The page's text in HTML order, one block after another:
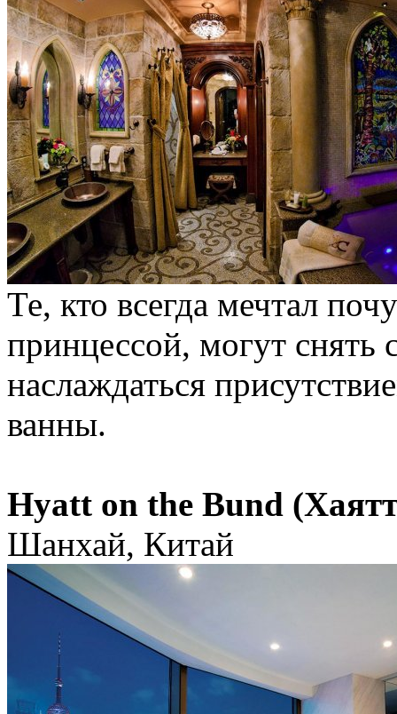
Те, кто всегда мечтал
принцессой, могут
наслаждаться
ванны.
Hyatt on the Bund
Шанхай, Китай